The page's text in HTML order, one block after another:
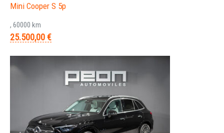
Mini Cooper S 5p
, 60000 km
25.500,00 €